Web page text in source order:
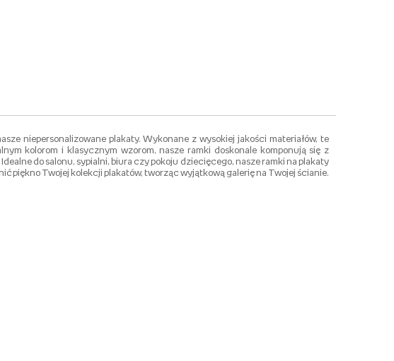
niepersonalizowane plakaty. Wykonane z wysokiej jakości materiałów, te
kolorom i klasycznym wzorom, nasze ramki doskonale komponują się z
do salonu, sypialni, biura czy pokoju dziecięcego, nasze ramki na plakaty
piękno Twojej kolekcji plakatów, tworząc wyjątkową galerię na Twojej ścianie.